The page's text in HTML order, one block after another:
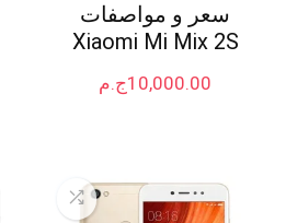
سعر و مواصفات
Xiaomi Mi Mix 2S
ج.م10,000.00